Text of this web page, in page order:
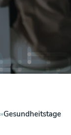
Gesundheitstage